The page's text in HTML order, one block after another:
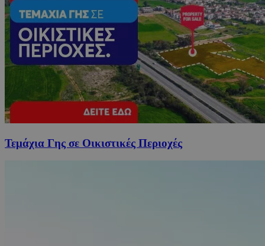
Τεμάχια Γης σε Οικιστικές Περιοχές